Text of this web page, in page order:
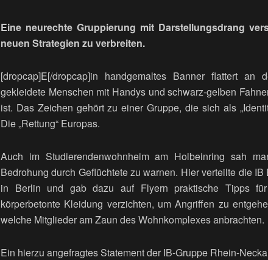
Eine neurechte Gruppierung mit Darstellungsdrang
neuen Strategien zu verbreiten.
[dropcap]E[/dropcap]in handgemaltes Banner flattert an
gekleidete Menschen mit Handys und schwarz-gelben
ist. Das Zeichen gehört zu einer Gruppe, die sich als
Die „Rettung“ Europas.
Auch im Studierendenwohnheim am Holbeinring sah
Bedrohung durch Geflüchtete zu warnen. Hier verteilte die
in Berlin und gab dazu auf Flyern praktische Tipps
körperbetonte Kleidung verzichten, um Angriffen zu
welche Mitglieder am Zaun des Wohnkomplexes anbrachten.
Ein hierzu angefragtes Statement der IB-Gruppe Rhein-